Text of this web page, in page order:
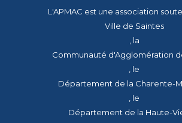
L'APMAC est une association
Ville de Saintes
, la
Communauté d'Agglomération
, le
Département de la Charente-
, le
Département de la Haute-